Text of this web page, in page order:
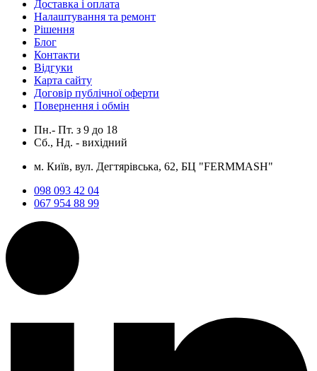
Доставка і оплата
Налаштування та ремонт
Рішення
Блог
Контакти
Відгуки
Карта сайту
Договір публічної оферти
Повернення і обмін
Пн.- Пт. з 9 до 18
Сб., Нд. - вихідний
м. Київ, вул. Дегтярівська, 62, БЦ "FERMMASH"
098 093 42 04
067 954 88 99